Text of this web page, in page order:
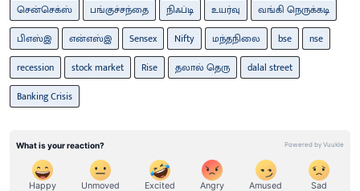
சென்செக்ஸ் பங்குச்சந்தை நிஃப்டி உயர்வு
வங்கி நெருக்கடி
பிஎஸ்இ
என்எஸ்இ Sensex Nifty மந்தநிலை bse
nse
recession
stock market Rise தலால் தெரு
dalal street
Banking Crisis